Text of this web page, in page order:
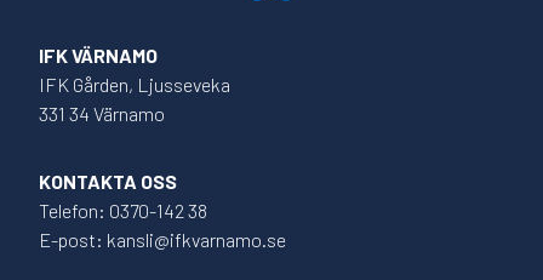
IFK VÄRNAMO
IFK Gården, Ljusseveka
331 34 Värnamo
KONTAKTA OSS
Telefon: 0370-142 38
E-post: kansli@ifkvarnamo.se